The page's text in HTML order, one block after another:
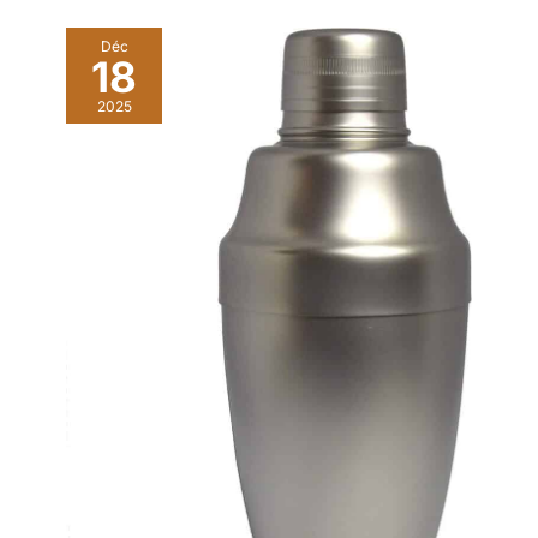
Déc
18
2025